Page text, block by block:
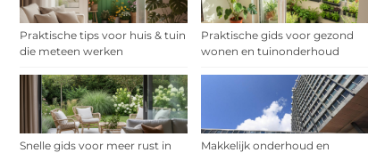
Praktische tips voor huis & tuin
die meteen werken
Praktische gids voor gezond
wonen en tuinonderhoud
Snelle gids voor meer rust in
Makkelijk onderhoud en